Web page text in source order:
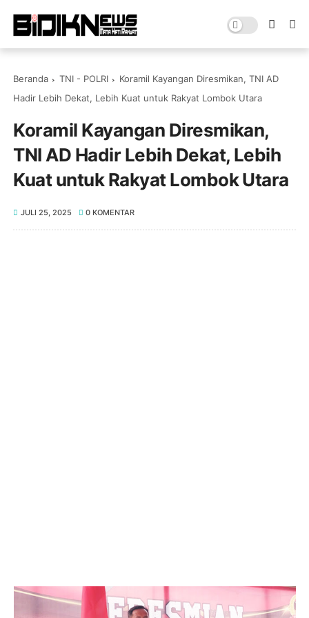
Beranda TNI - POLRI
Koramil Kayangan Diresmikan, TNI AD
Hadir Lebih Dekat, Lebih Kuat untuk Rakyat Lombok Utara
Koramil Kayangan Diresmikan,
TNI AD Hadir Lebih Dekat, Lebih
Kuat untuk Rakyat Lombok Utara
JULI 25, 2025 0 KOMENTAR